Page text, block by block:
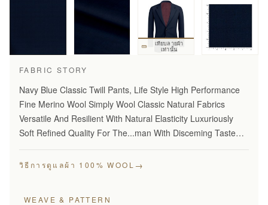
เทียบลายผ้า
เท่านั้น
FABRIC STORY
Navy Blue Classic Twill Pants, Life Style High Performance
Fine Merino Wool Simply Wool Classic Natural Fabrics
Versatile And Resilient With Natural Elasticity Luxuriously
Soft Refined Quality For The...man With Disceming Taste
วิธีการดูแลผ้า 100% WOOL →
WEAVE & PATTERN